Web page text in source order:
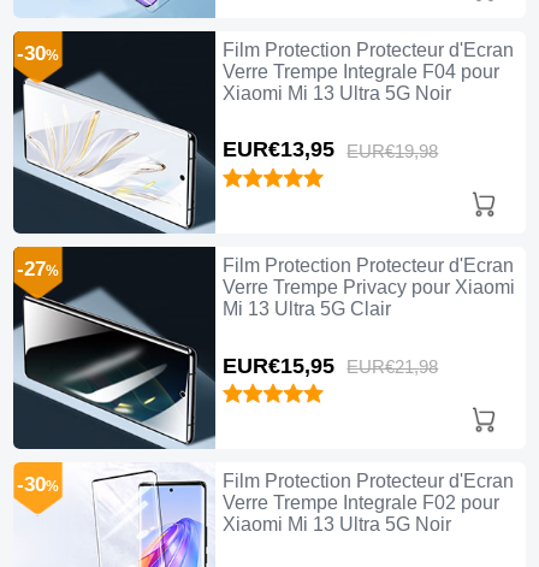
Film Protection Protecteur d'Ecran
Verre Trempe Integrale F04 pour
Xiaomi Mi 13 Ultra 5G Noir
EUR€13,95 EUR€19,98
-30%
Film Protection Protecteur d'Ecran
Verre Trempe Privacy pour Xiaomi
Mi 13 Ultra 5G Clair
EUR€15,95 EUR€21,98
-27%
Film Protection Protecteur d'Ecran
Verre Trempe Integrale F02 pour
Xiaomi Mi 13 Ultra 5G Noir
-30%